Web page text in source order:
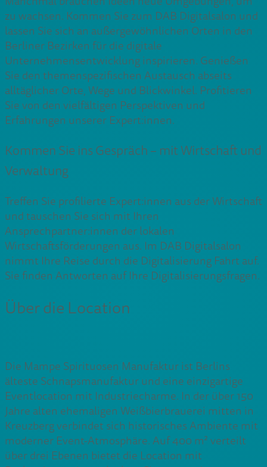
zu wachsen. Kommen Sie zum DAB Digitalsalon und
lassen Sie sich an außergewöhnlichen Orten in den
Berliner Bezirken für die digitale
Unternehmensentwicklung inspirieren. Genießen
Sie den themenspezifischen Austausch abseits
alltäglicher Orte, Wege und Blickwinkel. Profitieren
Sie von den vielfältigen Perspektiven und
Erfahrungen unserer Expert:innen.
Kommen Sie ins Gespräch – mit Wirtschaft und
Verwaltung
Treffen Sie profilierte Expert:innen aus der Wirtschaft
und tauschen Sie sich mit Ihren
Ansprechpartner:innen der lokalen
Wirtschaftsförderungen aus. Im DAB Digitalsalon
nimmt Ihre Reise durch die Digitalisierung Fahrt auf.
Sie finden Antworten auf Ihre Digitalisierungsfragen.
Über die Location
Die Mampe Spirituosen Manufaktur ist Berlins
älteste Schnapsmanufaktur und eine einzigartige
Eventlocation mit Industriecharme. In der über 150
Jahre alten ehemaligen Weißbierbrauerei mitten in
Kreuzberg verbindet sich historisches Ambiente mit
moderner Event-Atmosphäre. Auf 400 m² verteilt
über drei Ebenen bietet die Location mit